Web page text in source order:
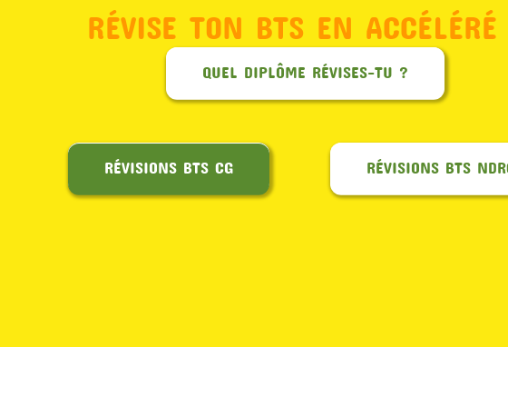
RÉVISE TON BTS EN
QUEL DIPLÔME RÉVISES-TU ?
RÉVISIONS BTS CG RÉVISIONS BTS